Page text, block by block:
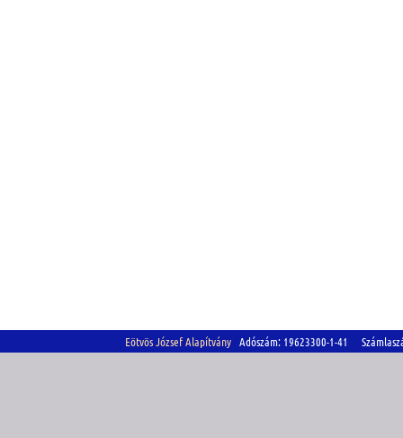
Eötvös József Alapítvány Adószám: 19623300-1-41